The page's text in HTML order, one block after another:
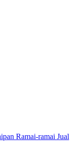
Ramai-ramai Jual